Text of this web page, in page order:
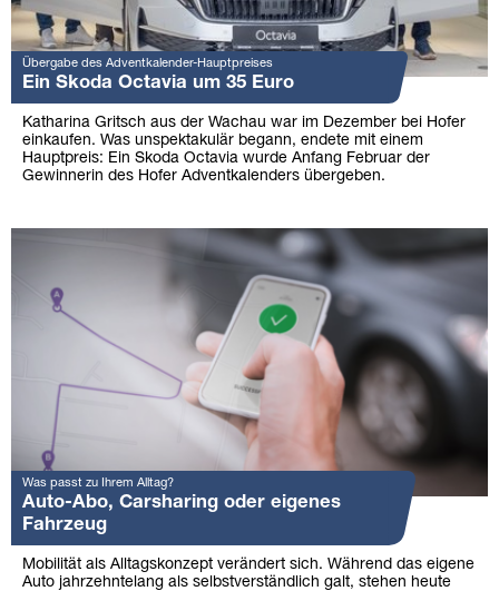
Übergabe des Adventkalender-Hauptpreises
Ein Skoda Octavia um 35 Euro
Katharina Gritsch aus der Wachau war im Dezember bei Hofer
einkaufen. Was unspektakulär begann, endete mit einem
Hauptpreis: Ein Skoda Octavia wurde Anfang Februar der
Gewinnerin des Hofer Adventkalenders übergeben.
Was passt zu Ihrem Alltag?
Auto-Abo, Carsharing oder eigenes
Fahrzeug
Mobilität als Alltagskonzept verändert sich. Während das eigene
Auto jahrzehntelang als selbstverständlich galt, stehen heute